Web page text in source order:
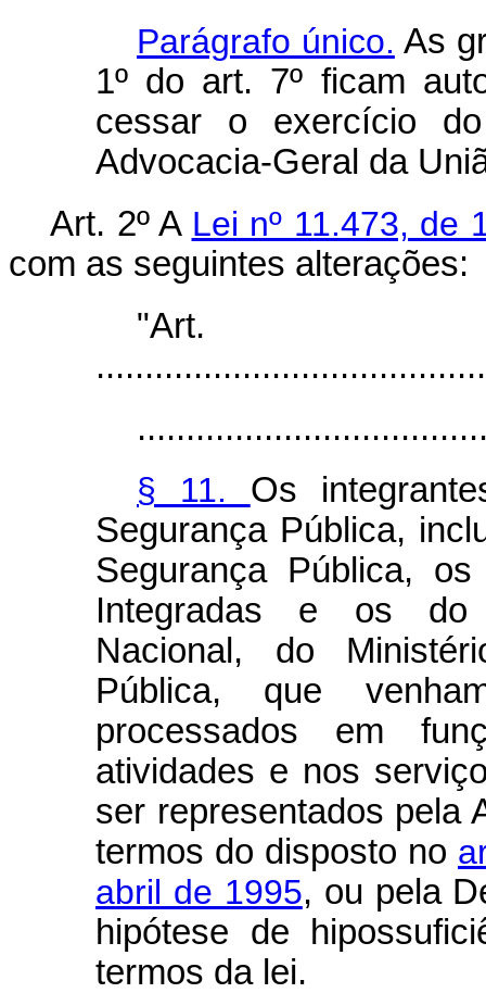
Parágrafo único. As
1º do art. 7º ficam
cessar o exercício
Advocacia-Geral da
Art. 2º A Lei nº 11.473, de
com as seguintes alterações:
§ 11. Os
Segurança Pública,
Segurança Pública,
Integradas e os do
Nacional, do
Pública, que
processados em
atividades e nos
ser representados pela
termos do disposto no
abril de 1995, ou pela
hipótese de
termos da lei.